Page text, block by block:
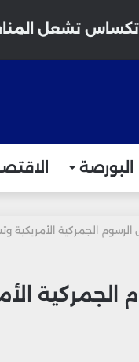
البورصة
الجمركية الأمريكية